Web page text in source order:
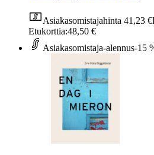
Asiakasomistajahinta 41,23 €
Etukorttia:48,50 €
Asiakasomistaja-alennus-15